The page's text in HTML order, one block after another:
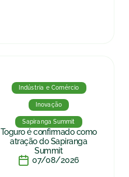
Indústria e Comércio
Inovação
Sapiranga Summit
Toguro é confirmado como
atração do Sapiranga
Summit
07/08/2026